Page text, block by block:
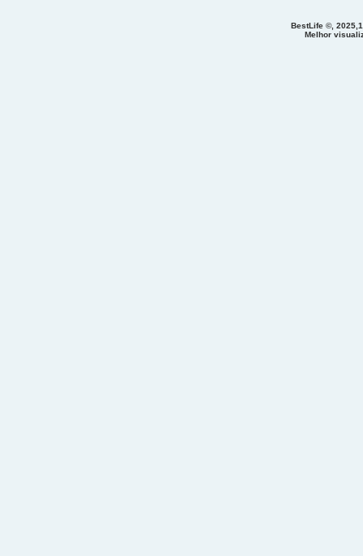
BestLife ©,
Melhor